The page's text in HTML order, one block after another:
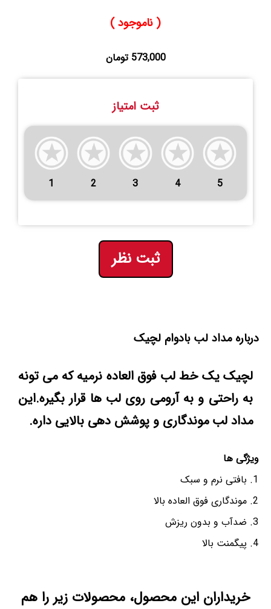
( ناموجود )
573,000 تومان
ثبت امتیاز
1 2 3 4 5
ثبت نظر
درباره مداد لب بادوام لچیک
لچیک یک خط لب فوق العاده نرمیه که می تونه
به راحتی و به آرومی روی لب ها قرار بگیره.این
مداد لب موندگاری و پوشش دهی بالایی داره.
ویژگی ها
بافتی نرم و سبک
موندگاری فوق العاده بالا
ضدآب و بدون ریزش
پیگمنت بالا
خریداران این محصول، محصولات زیر را هم